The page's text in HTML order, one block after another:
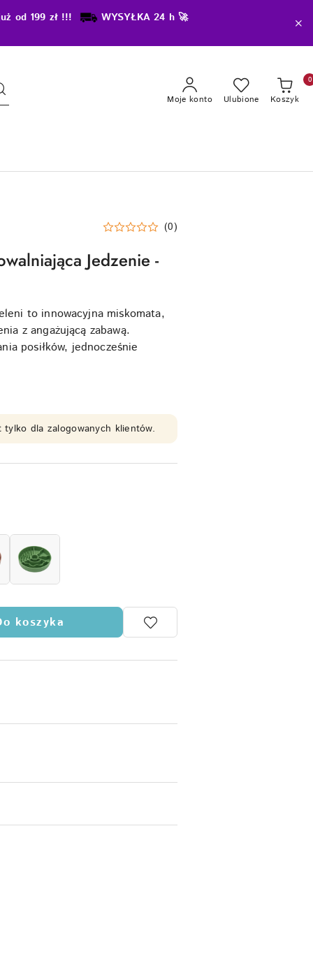
od 199 zł !!! WYSYŁKA 24 h 🚀
Moje konto Ulubione Koszyk
0
(0)
Jedzenie -
to innowacyjna miskomata,
z angażującą zabawą.
posiłków, jednocześnie
dla zalogowanych klientów.
koszyka